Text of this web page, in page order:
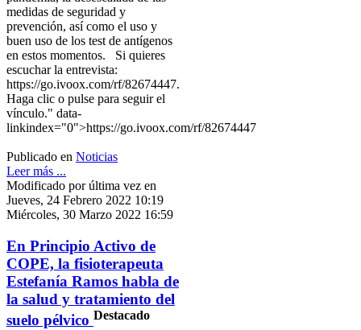
medidas de seguridad y
prevención, así como el uso y
buen uso de los test de antígenos
en estos momentos. Si quieres
escuchar la entrevista:
https://go.ivoox.com/rf/82674447.
Haga clic o pulse para seguir el
vínculo." data-
linkindex="0">https://go.ivoox.com/rf/82674447
Publicado en Noticias
Leer más ...
Modificado por última vez en
Jueves, 24 Febrero 2022 10:19
Miércoles, 30 Marzo 2022 16:59
En Principio Activo de
COPE, la fisioterapeuta
Estefanía Ramos habla de
la salud y tratamiento del
suelo pélvico Destacado